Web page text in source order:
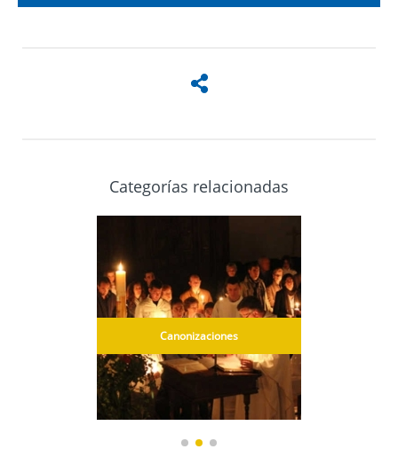
Categorías relacionadas
Canonizaciones